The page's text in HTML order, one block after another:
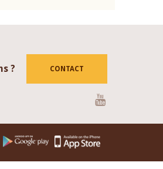
? CONTACT